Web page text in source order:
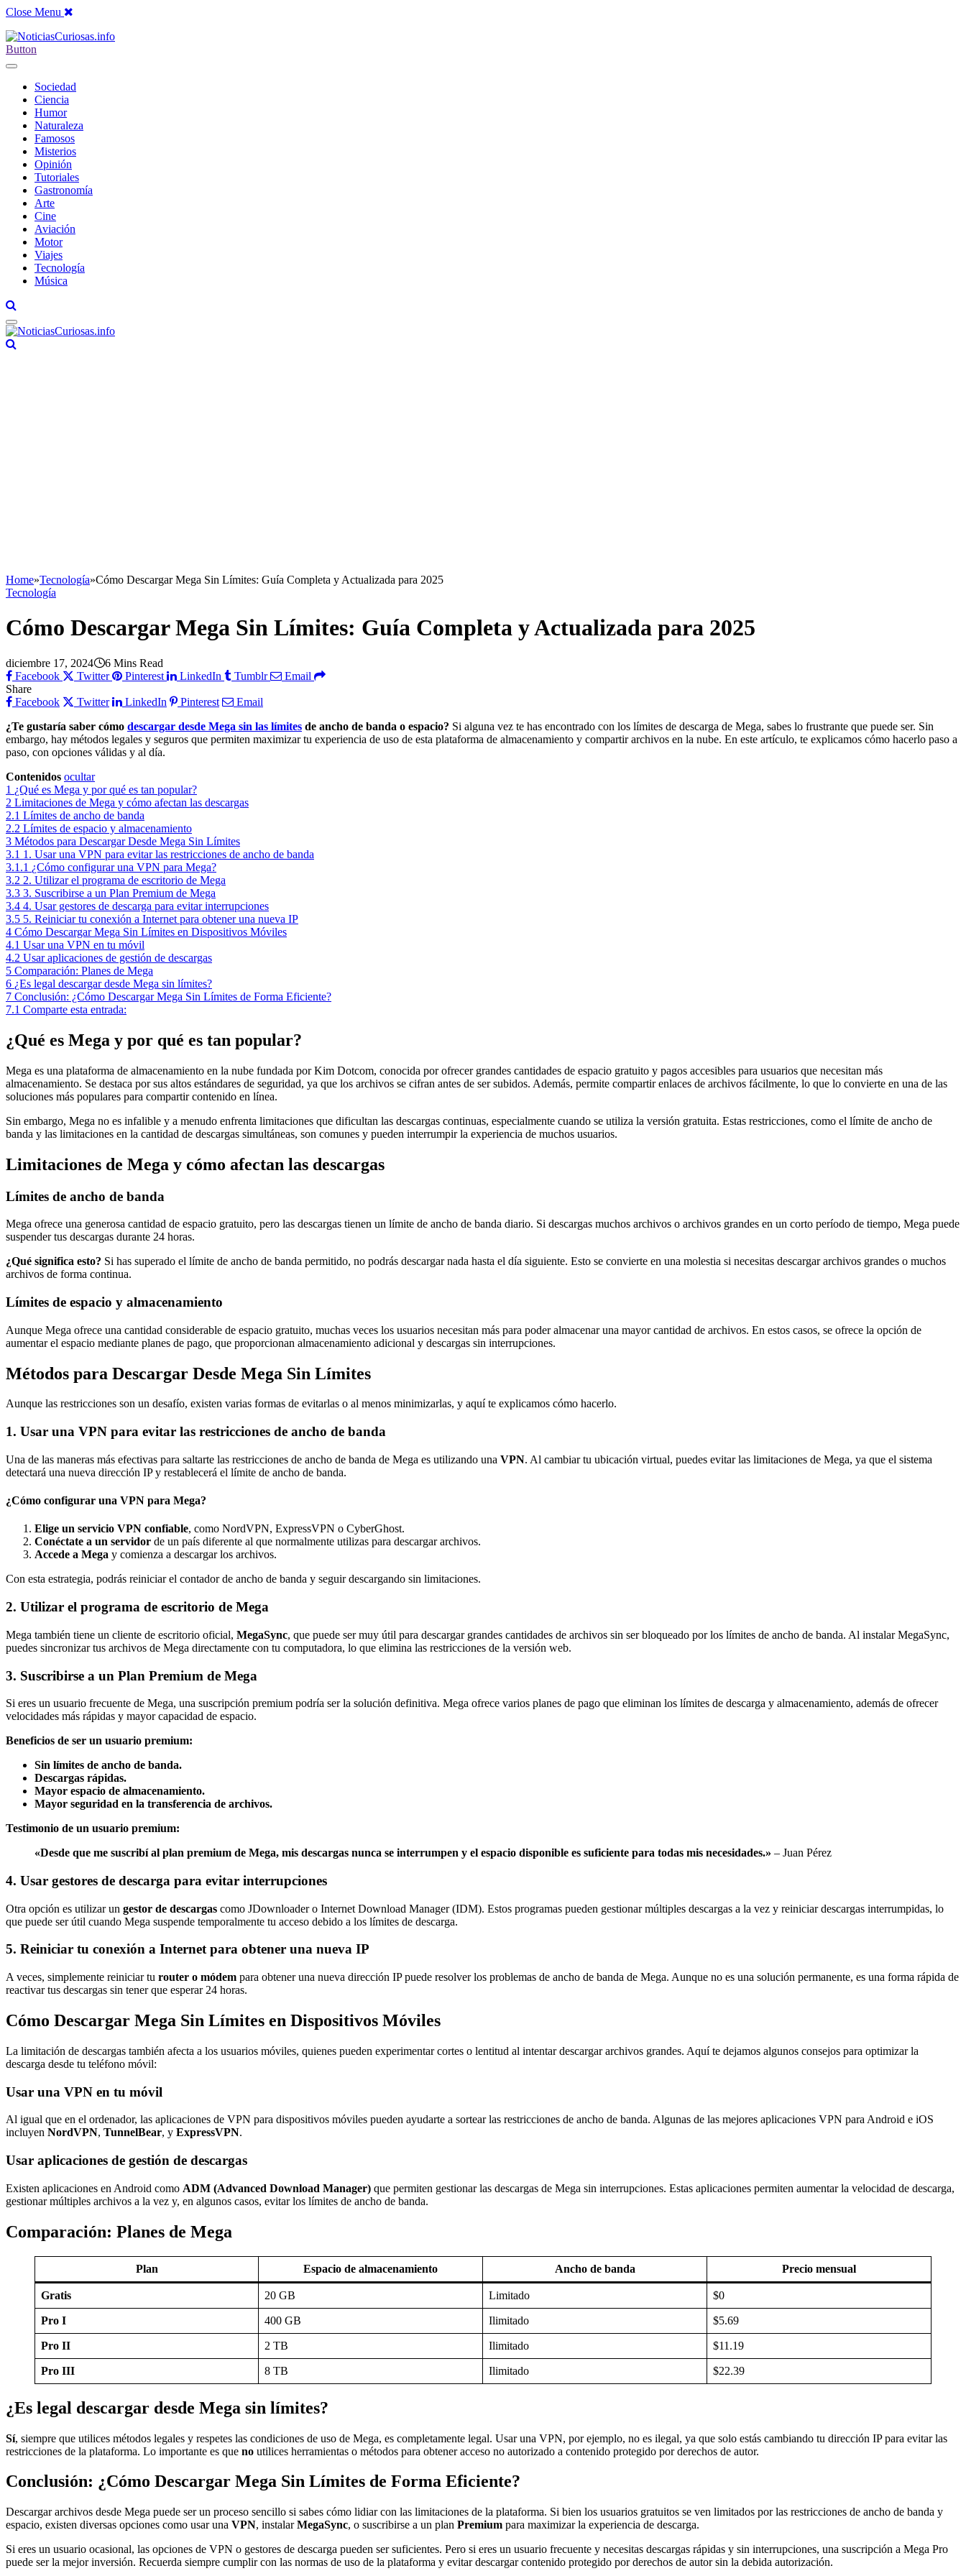
Close Menu
Button
Sociedad
Ciencia
Humor
Naturaleza
Famosos
Misterios
Opinión
Tutoriales
Gastronomía
Arte
Cine
Aviación
Motor
Viajes
Tecnología
Música
Home»Tecnología»Cómo Descargar Mega Sin Límites: Guía Completa y Actualizada para 2025
Tecnología
Cómo Descargar Mega Sin Límites: Guía Completa y Actualizada para 2025
diciembre 17, 2024
6 Mins Read
Facebook
Twitter Pinterest LinkedIn Tumblr
Email
Share
Facebook
Twitter LinkedIn Pinterest
Email
¿Te gustaría saber cómo descargar desde Mega sin las límites de ancho de banda o espacio? Si alguna vez te has encontrado con los límites de descarga de Mega, sabes lo frustrante que puede ser. Sin
embargo, hay métodos legales y seguros que permiten maximizar tu experiencia de uso de esta plataforma de almacenamiento y compartir archivos en la nube. En este artículo, te explicamos cómo hacerlo paso a
paso, con opciones válidas y al día.
Contenidos ocultar
1 ¿Qué es Mega y por qué es tan popular?
2 Limitaciones de Mega y cómo afectan las descargas
2.1 Límites de ancho de banda
2.2 Límites de espacio y almacenamiento
3 Métodos para Descargar Desde Mega Sin Límites
3.1 1. Usar una VPN para evitar las restricciones de ancho de banda
3.1.1 ¿Cómo configurar una VPN para Mega?
3.2 2. Utilizar el programa de escritorio de Mega
3.3 3. Suscribirse a un Plan Premium de Mega
3.4 4. Usar gestores de descarga para evitar interrupciones
3.5 5. Reiniciar tu conexión a Internet para obtener una nueva IP
4 Cómo Descargar Mega Sin Límites en Dispositivos Móviles
4.1 Usar una VPN en tu móvil
4.2 Usar aplicaciones de gestión de descargas
5 Comparación: Planes de Mega
6 ¿Es legal descargar desde Mega sin límites?
7 Conclusión: ¿Cómo Descargar Mega Sin Límites de Forma Eficiente?
7.1 Comparte esta entrada:
¿Qué es Mega y por qué es tan popular?
Mega es una plataforma de almacenamiento en la nube fundada por Kim Dotcom, conocida por ofrecer grandes cantidades de espacio gratuito y pagos accesibles para usuarios que necesitan más
almacenamiento. Se destaca por sus altos estándares de seguridad, ya que los archivos se cifran antes de ser subidos. Además, permite compartir enlaces de archivos fácilmente, lo que lo convierte en una de las
soluciones más populares para compartir contenido en línea.
Sin embargo, Mega no es infalible y a menudo enfrenta limitaciones que dificultan las descargas continuas, especialmente cuando se utiliza la versión gratuita. Estas restricciones, como el límite de ancho de
banda y las limitaciones en la cantidad de descargas simultáneas, son comunes y pueden interrumpir la experiencia de muchos usuarios.
Limitaciones de Mega y cómo afectan las descargas
Límites de ancho de banda
Mega ofrece una generosa cantidad de espacio gratuito, pero las descargas tienen un límite de ancho de banda diario. Si descargas muchos archivos o archivos grandes en un corto período de tiempo, Mega puede
suspender tus descargas durante 24 horas.
¿Qué significa esto? Si has superado el límite de ancho de banda permitido, no podrás descargar nada hasta el día siguiente. Esto se convierte en una molestia si necesitas descargar archivos grandes o muchos
archivos de forma continua.
Límites de espacio y almacenamiento
Aunque Mega ofrece una cantidad considerable de espacio gratuito, muchas veces los usuarios necesitan más para poder almacenar una mayor cantidad de archivos. En estos casos, se ofrece la opción de
aumentar el espacio mediante planes de pago, que proporcionan almacenamiento adicional y descargas sin interrupciones.
Métodos para Descargar Desde Mega Sin Límites
Aunque las restricciones son un desafío, existen varias formas de evitarlas o al menos minimizarlas, y aquí te explicamos cómo hacerlo.
1. Usar una VPN para evitar las restricciones de ancho de banda
Una de las maneras más efectivas para saltarte las restricciones de ancho de banda de Mega es utilizando una VPN. Al cambiar tu ubicación virtual, puedes evitar las limitaciones de Mega, ya que el sistema
detectará una nueva dirección IP y restablecerá el límite de ancho de banda.
¿Cómo configurar una VPN para Mega?
Elige un servicio VPN confiable, como NordVPN, ExpressVPN o CyberGhost.
Conéctate a un servidor de un país diferente al que normalmente utilizas para descargar archivos.
Accede a Mega y comienza a descargar los archivos.
Con esta estrategia, podrás reiniciar el contador de ancho de banda y seguir descargando sin limitaciones.
2. Utilizar el programa de escritorio de Mega
Mega también tiene un cliente de escritorio oficial, MegaSync, que puede ser muy útil para descargar grandes cantidades de archivos sin ser bloqueado por los límites de ancho de banda. Al instalar MegaSync,
puedes sincronizar tus archivos de Mega directamente con tu computadora, lo que elimina las restricciones de la versión web.
3. Suscribirse a un Plan Premium de Mega
Si eres un usuario frecuente de Mega, una suscripción premium podría ser la solución definitiva. Mega ofrece varios planes de pago que eliminan los límites de descarga y almacenamiento, además de ofrecer
velocidades más rápidas y mayor capacidad de espacio.
Beneficios de ser un usuario premium:
Sin límites de ancho de banda.
Descargas rápidas.
Mayor espacio de almacenamiento.
Mayor seguridad en la transferencia de archivos.
Testimonio de un usuario premium:
«Desde que me suscribí al plan premium de Mega, mis descargas nunca se interrumpen y el espacio disponible es suficiente para todas mis necesidades.» – Juan Pérez
4. Usar gestores de descarga para evitar interrupciones
Otra opción es utilizar un gestor de descargas como JDownloader o Internet Download Manager (IDM). Estos programas pueden gestionar múltiples descargas a la vez y reiniciar descargas interrumpidas, lo
que puede ser útil cuando Mega suspende temporalmente tu acceso debido a los límites de descarga.
5. Reiniciar tu conexión a Internet para obtener una nueva IP
A veces, simplemente reiniciar tu router o módem para obtener una nueva dirección IP puede resolver los problemas de ancho de banda de Mega. Aunque no es una solución permanente, es una forma rápida de
reactivar tus descargas sin tener que esperar 24 horas.
Cómo Descargar Mega Sin Límites en Dispositivos Móviles
La limitación de descargas también afecta a los usuarios móviles, quienes pueden experimentar cortes o lentitud al intentar descargar archivos grandes. Aquí te dejamos algunos consejos para optimizar la
descarga desde tu teléfono móvil:
Usar una VPN en tu móvil
Al igual que en el ordenador, las aplicaciones de VPN para dispositivos móviles pueden ayudarte a sortear las restricciones de ancho de banda. Algunas de las mejores aplicaciones VPN para Android e iOS
incluyen NordVPN, TunnelBear, y ExpressVPN.
Usar aplicaciones de gestión de descargas
Existen aplicaciones en Android como ADM (Advanced Download Manager) que permiten gestionar las descargas de Mega sin interrupciones. Estas aplicaciones permiten aumentar la velocidad de descarga,
gestionar múltiples archivos a la vez y, en algunos casos, evitar los límites de ancho de banda.
Comparación: Planes de Mega
Plan Espacio de almacenamiento Ancho de banda Precio mensual
Gratis 20 GB Limitado $0
Pro I 400 GB Ilimitado $5.69
Pro II 2 TB Ilimitado $11.19
Pro III 8 TB Ilimitado $22.39
¿Es legal descargar desde Mega sin límites?
Sí, siempre que utilices métodos legales y respetes las condiciones de uso de Mega, es completamente legal. Usar una VPN, por ejemplo, no es ilegal, ya que solo estás cambiando tu dirección IP para evitar las
restricciones de la plataforma. Lo importante es que no utilices herramientas o métodos para obtener acceso no autorizado a contenido protegido por derechos de autor.
Conclusión: ¿Cómo Descargar Mega Sin Límites de Forma Eficiente?
Descargar archivos desde Mega puede ser un proceso sencillo si sabes cómo lidiar con las limitaciones de la plataforma. Si bien los usuarios gratuitos se ven limitados por las restricciones de ancho de banda y
espacio, existen diversas opciones como usar una VPN, instalarMegaSync, o suscribirse a un plan Premium para maximizar la experiencia de descarga.
Si eres un usuario ocasional, las opciones de VPN o gestores de descarga pueden ser suficientes. Pero si eres un usuario frecuente y necesitas descargas rápidas y sin interrupciones, una suscripción a Mega Pro
puede ser la mejor inversión. Recuerda siempre cumplir con las normas de uso de la plataforma y evitar descargar contenido protegido por derechos de autor sin la debida autorización.